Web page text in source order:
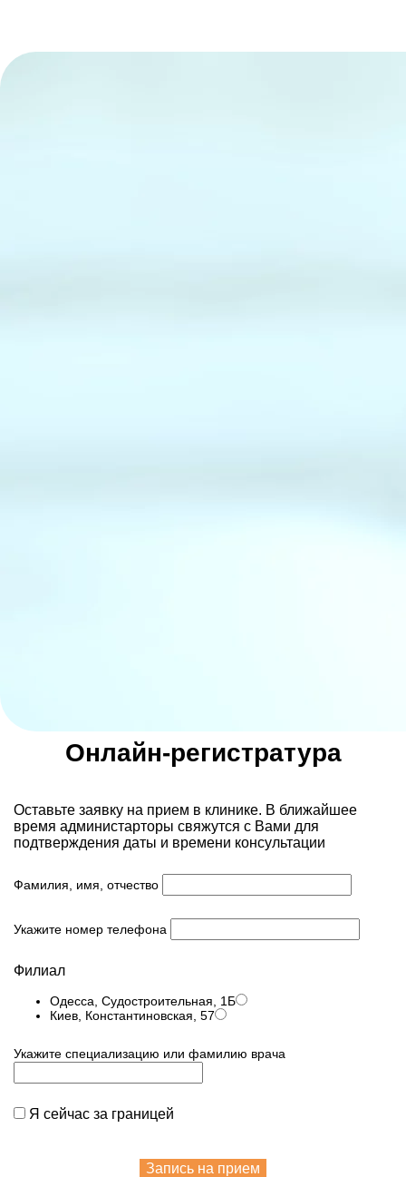
Онлайн-регистратура
Оставьте заявку на прием в клинике. В ближайшее
время администарторы свяжутся с Вами для
подтверждения даты и времени консультации
Фамилия, имя, отчество
Укажите номер телефона
Филиал
Одесса, Судостроительная, 1Б
Киев, Константиновская, 57
Укажите специализацию или фамилию врача
Я сейчас за границей
Запись на прием